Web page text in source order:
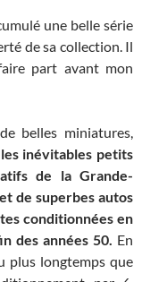
une belle série
de sa collection. Il
part avant mon
belles miniatures,
inévitables petits
de la Grande-
de superbes autos
conditionnées en
des années 50. En
plus longtemps que